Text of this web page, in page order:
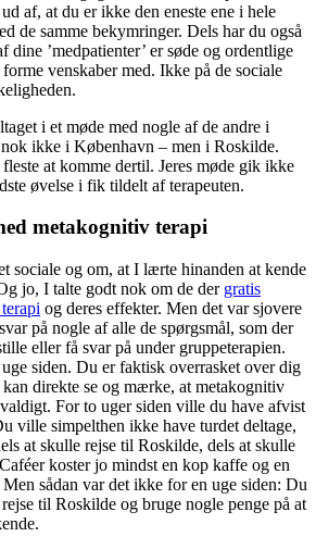
af, at du er ikke den eneste ene i hele
de samme bekymringer. Dels har du også
dine ’medpatienter’ er søde og ordentlige
venskaber med. Ikke på de sociale
i et møde med nogle af de andre i
ikke i København – men i Roskilde.
at komme dertil. Jeres møde gik ikke
øvelse i fik tildelt af terapeuten.
metakognitiv terapi
sociale og om, at I lærte hinanden at kende
jo, I talte godt nok om de der gratis
og deres effekter. Men det var sjovere
på nogle af alle de spørgsmål, som der
eller få svar på under gruppeterapien.
siden. Du er faktisk overrasket over dig
direkte se og mærke, at metakognitiv
For to uger siden ville du have afvist
ville simpelthen ikke have turdet deltage,
at skulle rejse til Roskilde, dels at skulle
koster jo mindst en kop kaffe og en
sådan var det ikke for en uge siden: Du
til Roskilde og bruge nogle penge på at